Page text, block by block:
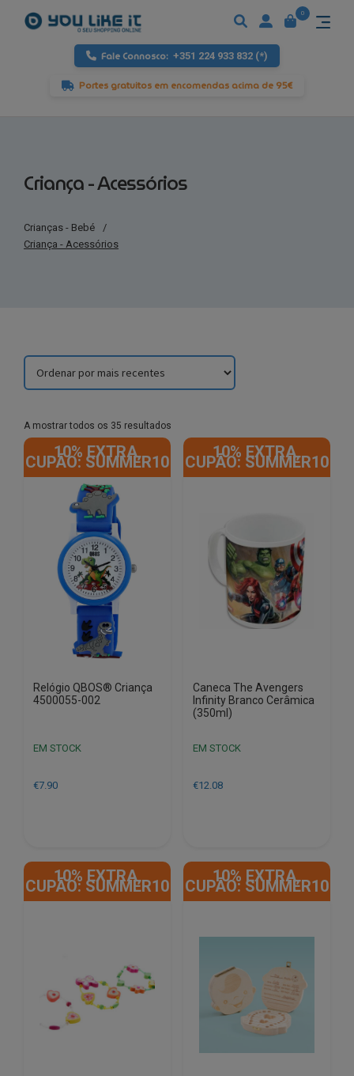
Fale Connosco: +351 224 933 832 (*)
Portes gratuitos em encomendas acima de 95€
0
Criança - Acessórios
Crianças - Bebé
/
Criança - Acessórios
A mostrar todos os 35 resultados
latest
10% EXTRA,
CUPÃO: SUMMER10
Relógio QBOS® Criança
4500055-002
EM STOCK
€7.90
10% EXTRA,
CUPÃO: SUMMER10
Caneca The Avengers
Infinity Branco Cerâmica
(350ml)
EM STOCK
€12.08
10% EXTRA,
CUPÃO: SUMMER10
10% EXTRA,
CUPÃO: SUMMER10